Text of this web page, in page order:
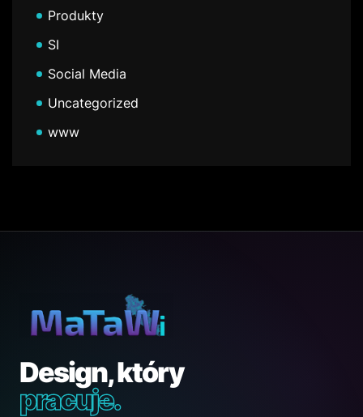
Produkty
SI
Social Media
Uncategorized
www
Design, który
pracuje.